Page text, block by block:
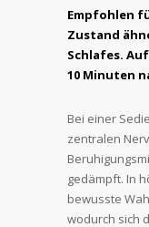
Empfohlen
Zustand
Schlafes.
10 Minuten
Bei einer
zentralen
gedämpft. In
bewusste
wodurch sich